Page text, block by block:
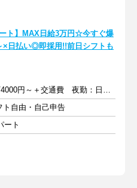
ート】MAX日給3万円☆今すぐ爆
日払い◎即採用!!前日シフトも
日勤：日給2万4000円～＋交通費 夜勤：日給3万円～＋交通費
ト自由・自己申告
ート